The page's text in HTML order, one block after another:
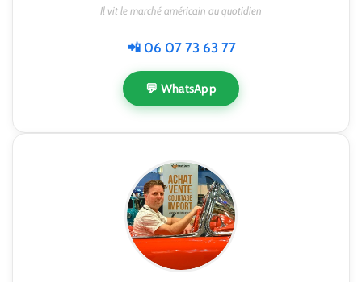
Il vit le marché américain au quotidien
📲 06 07 73 63 77
💬 WhatsApp